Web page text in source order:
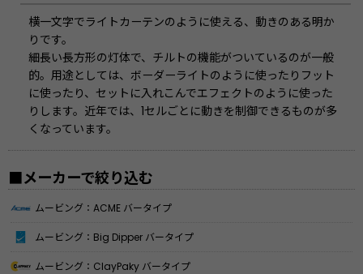
横一文字でライトカーテンのように使える、動きのある明か
りです。
細長い長方形の灯体で、チルトの機能がついているのが一般
的。用途としては、ボーダーライトのように使ったりフット
に使ったり、セットに入れこんでエフェクトのように使った
りします。近年では、1セルごとに動きを制御できるものが多
くなっています。
■メーカーで絞り込む
ムービング：ACME バータイプ
ムービング：Big Dipper バータイプ
ムービング：ClayPaky バータイプ